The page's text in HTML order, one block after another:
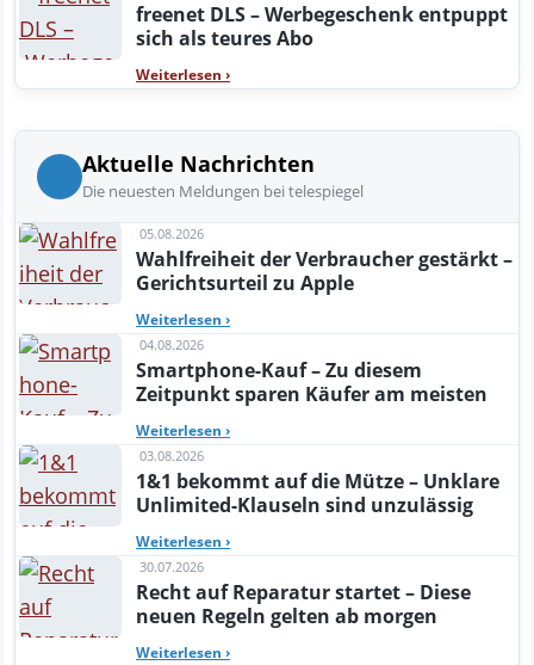
freenet DLS – Werbegeschenk entpuppt
sich als teures Abo
Weiterlesen ›
Aktuelle Nachrichten
Die neuesten Meldungen bei telespiegel
05.08.2026
Wahlfreiheit der Verbraucher gestärkt –
Gerichtsurteil zu Apple
Weiterlesen ›
04.08.2026
Smartphone-Kauf – Zu diesem
Zeitpunkt sparen Käufer am meisten
Weiterlesen ›
03.08.2026
1&1 bekommt auf die Mütze – Unklare
Unlimited-Klauseln sind unzulässig
Weiterlesen ›
30.07.2026
Recht auf Reparatur startet – Diese
neuen Regeln gelten ab morgen
Weiterlesen ›